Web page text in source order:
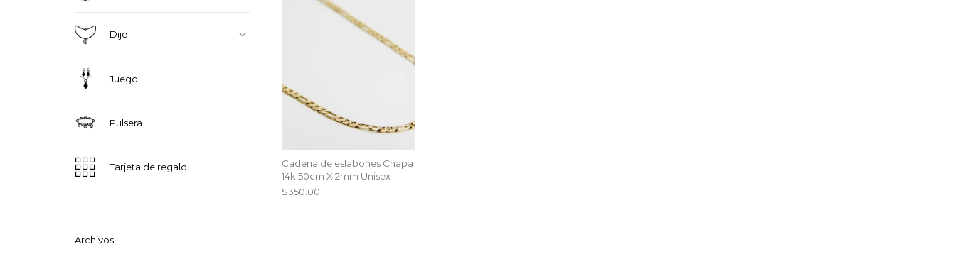
Dije
Juego
Pulsera
Tarjeta de regalo
Archivos
Cadena de eslabones Chapa
14k 50cm X 2mm Unisex
$350.00